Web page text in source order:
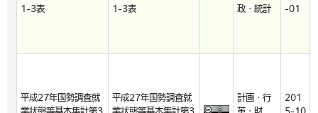
1-3表
1-3表
政・統計
-01
平成27年国勢調査就
業状態等基本集計第3
平成27年国勢調査就
業状態等基本集計第3
計画・行
革・財
201
5-10